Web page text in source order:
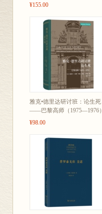
¥155.00
雅克•德里达研讨班：论生死
——巴黎高师（1975—1976）
¥98.00